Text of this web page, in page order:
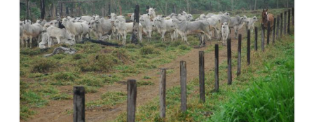
a
afeta
a
leiteira?